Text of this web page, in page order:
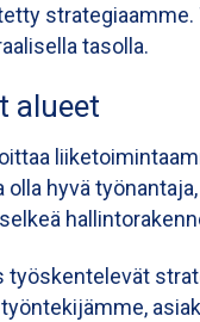
strategiaamme.
tasolla.
alueet
hyvä
työskentelevät